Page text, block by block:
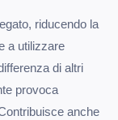
riducendo la
a utilizzare
di altri
provoca
anche